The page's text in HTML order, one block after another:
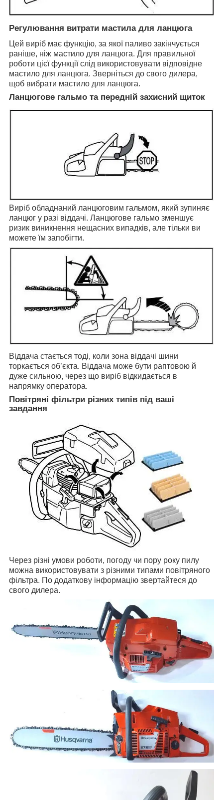
Регулювання витрати мастила для ланцюга
Цей виріб має функцію, за якої паливо закінчується
раніше, ніж мастило для ланцюга. Для правильної
роботи цієї функції слід використовувати відповідне
мастило для ланцюга. Зверніться до свого дилера,
щоб вибрати мастило для ланцюга.
Ланцюгове гальмо та передній захисний щиток
Виріб обладнаний ланцюговим гальмом, який зупиняє
ланцюг у разі віддачі. Ланцюгове гальмо зменшує
ризик виникнення нещасних випадків, але тільки ви
можете їм запобігти.
Віддача стається тоді, коли зона віддачі шини
торкається об’єкта. Віддача може бути раптовою й
дуже сильною, через що виріб відкидається в
напрямку оператора.
Повітряні фільтри різних типів під ваші
завдання
Через різні умови роботи, погоду чи пору року пилу
можна використовувати з різними типами повітряного
фільтра. По додаткову інформацію звертайтеся до
свого дилера.